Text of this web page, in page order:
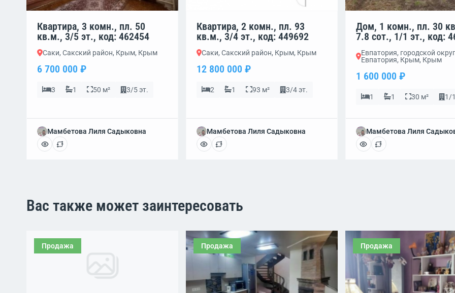
Квартира, 3 комн., пл. 50
кв.м., 3/5 эт., код: 462454
Саки, Сакский район, Крым, Крым
6 700 000 ₽
3 1 50 м² 3/5 эт.
Мамбетова Лиля Садыковна
Квартира, 2 комн., пл. 93
кв.м., 3/4 эт., код: 449692
Саки, Сакский район, Крым, Крым
12 800 000 ₽
2 1 93 м² 3/4 эт.
Мамбетова Лиля Садыковна
Дом, 1 комн., пл. 30
7.8 сот., 1/1 эт., код:
Евпатория, городской округ
Евпатория, Крым, Крым
1 600 000 ₽
1 1 30 м² 1/
Мамбетова Лиля
Вас также может заинтересовать
Продажа Продажа Продажа